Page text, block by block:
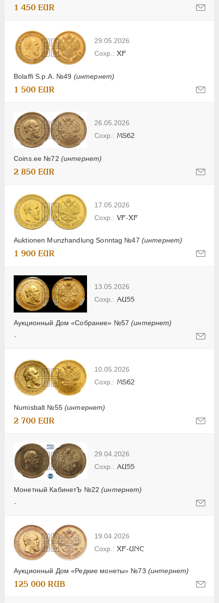
1 450 EUR
29.05.2026
Bolaffi S.p.A. №49 (интернет)
XF
1 500 EUR
26.05.2026
Coins.ee №72 (интернет)
MS62
2 850 EUR
17.05.2026
Auktionen Munzhandlung Sonntag №47 (интернет)
VF-XF
1 900 EUR
13.05.2026
Аукционный Дом «Собрание» №57(интернет)
AU55
-
10.05.2026
Numisbalt №55 (интернет)
MS62
2 700 EUR
29.04.2026
Монетный КабинетЪ №22(интернет)
AU55
-
19.04.2026
Аукционный Дом «Редкие монеты» №73 (интернет)
XF-UNC
125 000 RUB